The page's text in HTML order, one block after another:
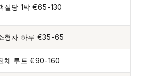
실당 1박 €65-130
형차 하루 €35-65
체 루트 €90-160